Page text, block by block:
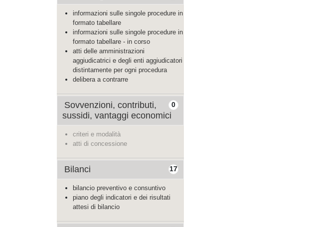
informazioni sulle singole procedure in
formato tabellare
informazioni sulle singole procedure in
formato tabellare - in corso
atti delle amministrazioni
aggiudicatrici e degli enti aggiudicatori
distintamente per ogni procedura
delibera a contrarre
0
Sovvenzioni, contributi,
sussidi, vantaggi economici
criteri e modalità
atti di concessione
17
Bilanci
bilancio preventivo e consuntivo
piano degli indicatori e dei risultati
attesi di bilancio